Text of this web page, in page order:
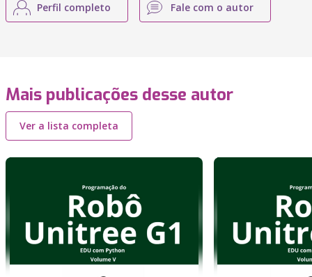
Perfil completo Fale com o autor
Mais publicações desse autor
Ver a lista completa